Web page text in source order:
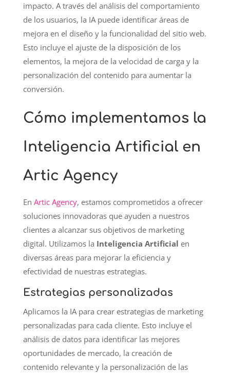
impacto. A través del análisis del comportamiento
de los usuarios, la IA puede identificar áreas de
mejora en el diseño y la funcionalidad del sitio web.
Esto incluye el ajuste de la disposición de los
elementos, la mejora de la velocidad de carga y la
personalización del contenido para aumentar la
conversión.
Cómo implementamos la
Inteligencia Artificial en
Artic Agency
En Artic Agency, estamos comprometidos a ofrecer
soluciones innovadoras que ayuden a nuestros
clientes a alcanzar sus objetivos de marketing
digital. Utilizamos la Inteligencia Artificial en
diversas áreas para mejorar la eficiencia y
efectividad de nuestras estrategias.
Estrategias personalizadas
Aplicamos la IA para crear estrategias de marketing
personalizadas para cada cliente. Esto incluye el
análisis de datos para identificar las mejores
oportunidades de mercado, la creación de
contenido relevante y la personalización de las